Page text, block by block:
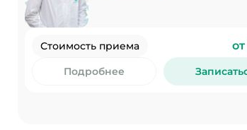
Стоимость приема
Подробнее